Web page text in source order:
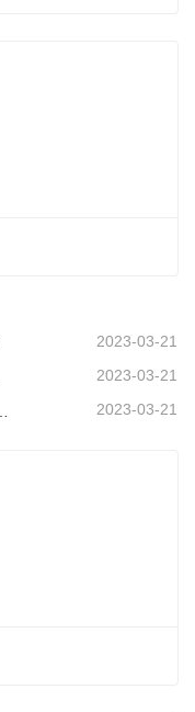
2023-03-21
2023-03-21
2023-03-21